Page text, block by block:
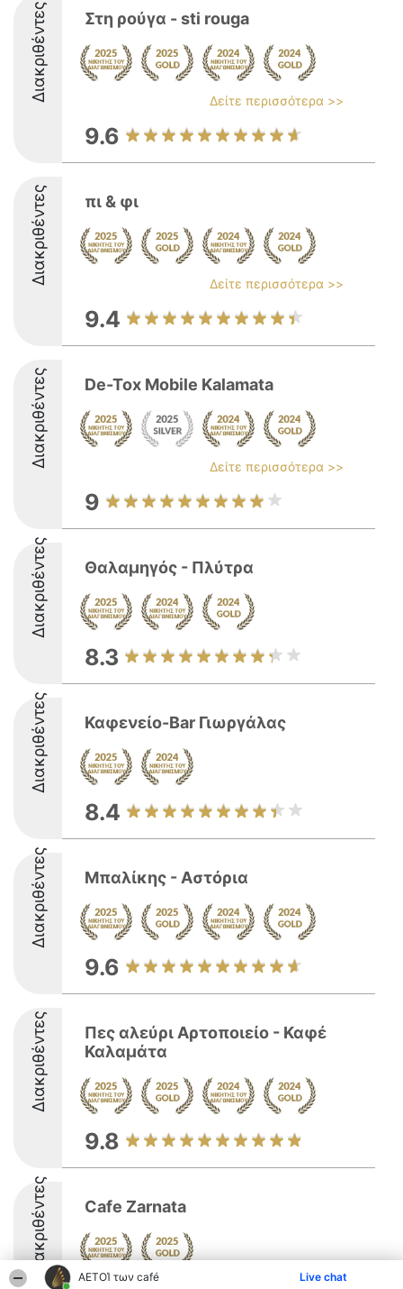
ΑΕΤΟΊ των café Live chat
Διακριθέντες Στη ρούγα - sti rouga
Δείτε περισσότερα >>
9.6
Διακριθέντες πι & φι
Δείτε περισσότερα >>
9.4
Διακριθέντες De-Tox Mobile Kalamata
Δείτε περισσότερα >>
9
Διακριθέντες Θαλαμηγός - Πλύτρα
8.3
Διακριθέντες Καφενείο-Bar Γιωργάλας
8.4
Διακριθέντες Μπαλίκης - Αστόρια
9.6
Διακριθέντες
Πες αλεύρι Αρτοποιείο - Καφέ
Καλαμάτα
9.8
Διακριθέντες Cafe Zarnata